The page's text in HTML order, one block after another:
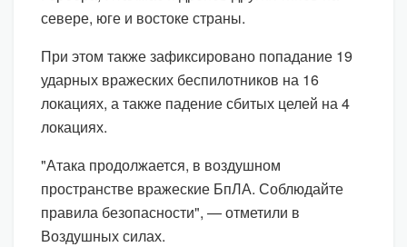
севере, юге и востоке страны.
При этом также зафиксировано попадание 19
ударных вражеских беспилотников на 16
локациях, а также падение сбитых целей на 4
локациях.
"Атака продолжается, в воздушном
пространстве вражеские БпЛА. Соблюдайте
правила безопасности", — отметили в
Воздушных силах.